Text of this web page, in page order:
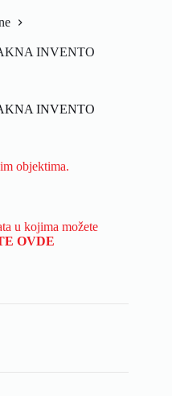
INVENTO
INVENTO
objektima.
u kojima možete
OVDE